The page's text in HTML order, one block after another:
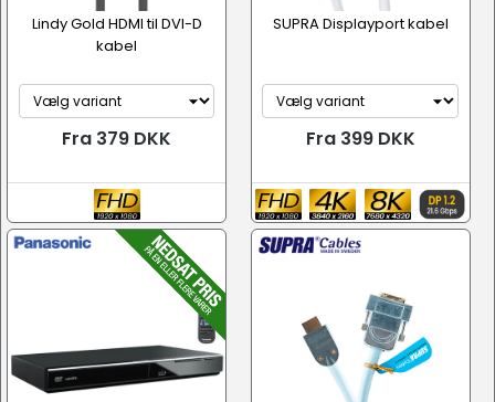
Lindy Gold HDMI til DVI-D
kabel
Fra 379 DKK
SUPRA Displayport kabel
Fra 399 DKK